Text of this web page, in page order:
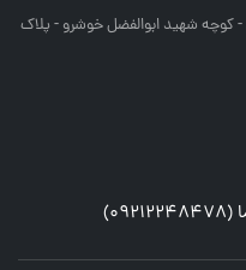
شهید ابوالفضل خوشرو - پلاک